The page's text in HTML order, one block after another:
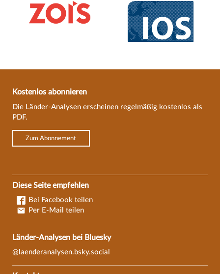
Kostenlos abonnieren
Die Länder-Analysen erscheinen regelmäßig kostenlos als
PDF.
Zum Abonnement
Diese Seite empfehlen
Bei Facebook teilen
Per E-Mail teilen
Länder-Analysen bei Bluesky
@laenderanalysen.bsky.social